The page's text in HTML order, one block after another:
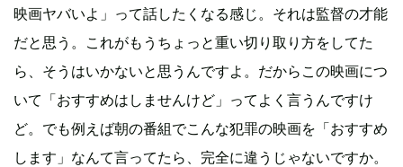
映画ヤバいよ」って話したくなる感じ。それは監督の才能
だと思う。これがもうちょっと重い切り取り方をしてた
ら、そうはいかないと思うんですよ。だからこの映画につ
いて「おすすめはしませんけど」ってよく言うんですけ
ど。でも例えば朝の番組でこんな犯罪の映画を「おすすめ
します」なんて言ってたら、完全に違うじゃないですか。